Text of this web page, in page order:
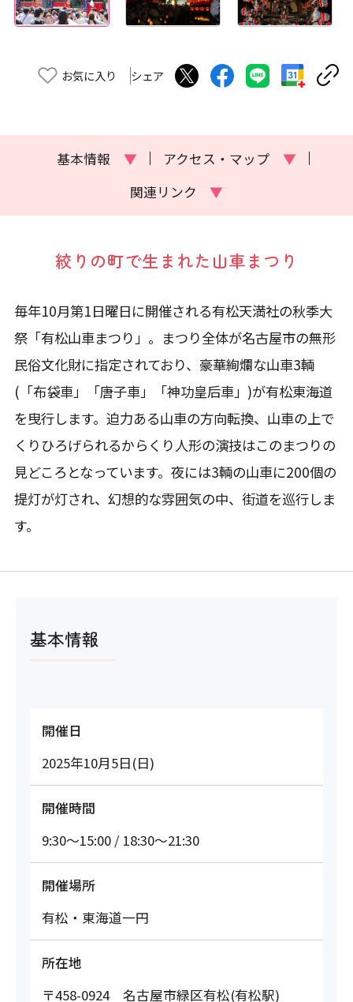
お気に入り シェア
基本情報 ▼ アクセス・マップ
▼
関連リンク
▼
絞りの町で生まれた山車まつり
毎年10月第1日曜日に開催される有松天満社の秋季大
祭「有松山車まつり」。まつり全体が名古屋市の無形
民俗文化財に指定されており、豪華絢爛な山車3輌
(「布袋車」「唐子車」「神功皇后車」)が有松東海道
を曳行します。迫力ある山車の方向転換、山車の上で
くりひろげられるからくり人形の演技はこのまつりの
見どころとなっています。夜には3輌の山車に200個の
提灯が灯され、幻想的な雰囲気の中、街道を巡行しま
す。
基本情報
開催日
2025年10月5日(日)
開催時間
9:30～15:00 / 18:30～21:30
開催場所
有松・東海道一円
所在地
〒458-0924 名古屋市緑区有松(有松駅)